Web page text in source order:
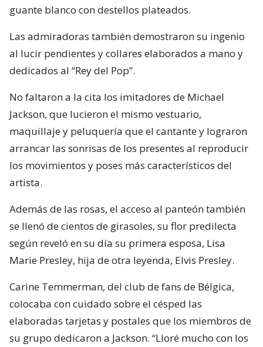
guante blanco con destellos plateados.
Las admiradoras también demostraron su ingenio
al lucir pendientes y collares elaborados a mano y
dedicados al “Rey del Pop”.
No faltaron a la cita los imitadores de Michael
Jackson, que lucieron el mismo vestuario,
maquillaje y peluquería que el cantante y lograron
arrancar las sonrisas de los presentes al reproducir
los movimientos y poses más característicos del
artista.
Además de las rosas, el acceso al panteón también
se llenó de cientos de girasoles, su flor predilecta
según reveló en su día su primera esposa, Lisa
Marie Presley, hija de otra leyenda, Elvis Presley.
Carine Temmerman, del club de fans de Bélgica,
colocaba con cuidado sobre el césped las
elaboradas tarjetas y postales que los miembros de
su grupo dedicaron a Jackson. “Lloré mucho con los